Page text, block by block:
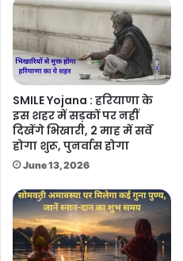
SMILE Yojana : हरियाणा के
इस शहर में सड़कों पर नहीं
दिखेंगे भिखारी, 2 माह में सर्वे
होगा शुरू, पुनर्वास होगा
June 13, 2026